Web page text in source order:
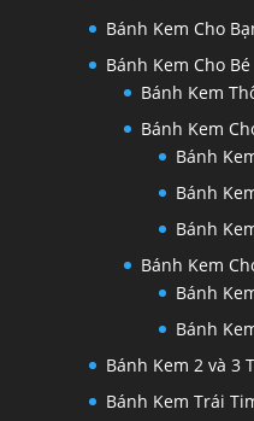
Bánh Kem Cho
Bánh Kem Cho Bé
Bánh Kem
Bánh Kem
Bánh
Bánh
Bánh
Bánh Kem
Bánh
Bánh
Bánh Kem 2 và 3
Bánh Kem Trái